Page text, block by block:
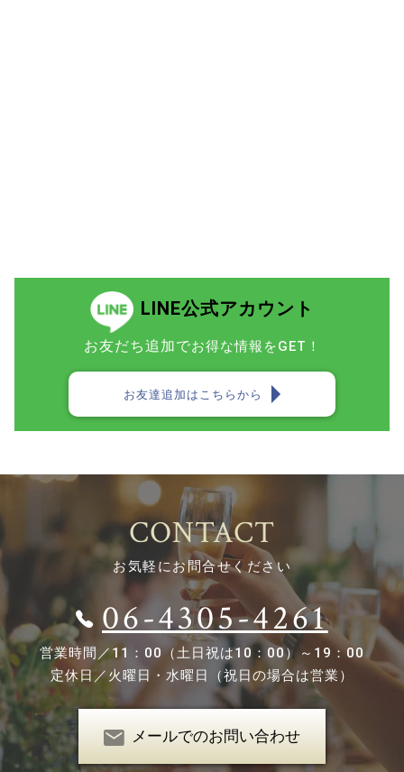
LINE公式アカウント
お友だち追加でお得な情報をGET！
お友達追加はこちらから
CONTACT
お気軽にお問合せください
06-4305-4261
営業時間／ 11：00（土日祝は10：00）～19：00
定休日／火曜日・水曜日（祝日の場合は営業）
メールでのお問い合わせ